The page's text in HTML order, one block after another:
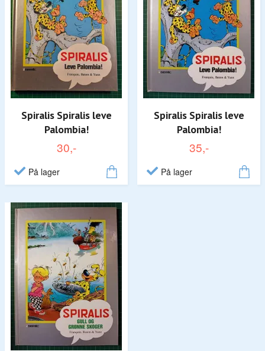
Spiralis Spiralis leve
Palombia!
30,-
På lager
Spiralis Spiralis leve
Palombia!
35,-
På lager